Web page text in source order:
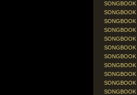
SONGBOOK
SONGBOOK
SONGBOOK
SONGBOOK
SONGBOOK
SONGBOOK